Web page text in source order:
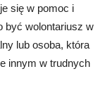
się w pomoc i
być wolontariusz w
lub osoba, która
innym w trudnych